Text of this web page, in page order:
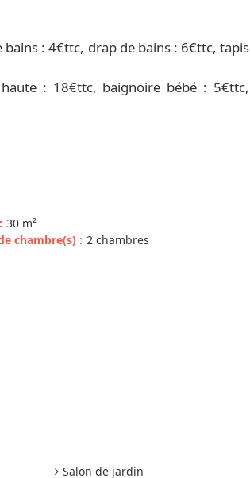
: 4€ttc, drap de bains : 6€ttc, tapis
haute : 18€ttc, baignoire bébé : 5€ttc,
: 30 m²
chambre(s) : 2 chambres
Salon de jardin